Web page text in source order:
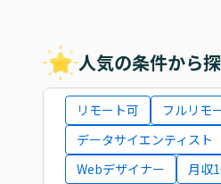
人気の条件から
リモート可 フルリモ
データサイエンティスト
Webデザイナー
月収